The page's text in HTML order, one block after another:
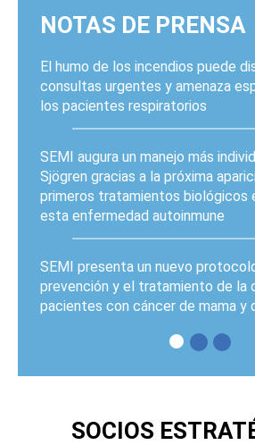
NOTAS DE PRENSA
El humo de los incendios puede
consultas urgentes y amenaza
los pacientes respiratorios
SEMI augura un manejo más
Sjögren gracias a la próxima
primeros tratamientos biológicos
esta enfermedad autoinmune
SEMI presenta un nuevo
prevención y el tratamiento de la
pacientes con cáncer de mama y
SOCIOS